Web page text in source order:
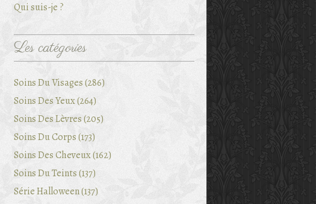
Qui suis-je ?
Les catégories
Soins Du Visages (286)
Soins Des Yeux (264)
Soins Des Lèvres (205)
Soins Du Corps (173)
Soins Des Cheveux (162)
Soins Du Teints (137)
Série Halloween (137)